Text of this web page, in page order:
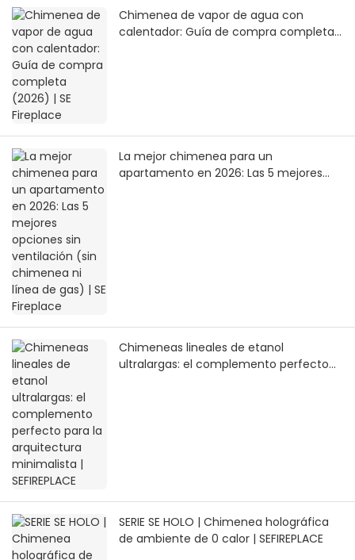
Chimenea de vapor de agua con
calentador: Guía de compra completa
La mejor chimenea para un
apartamento en 2026: Las 5 mejores
Chimeneas lineales de etanol
ultralargas: el complemento perfecto
SERIE SE HOLO | Chimenea holográfica
de ambiente de 0 calor | SEFIREPLACE